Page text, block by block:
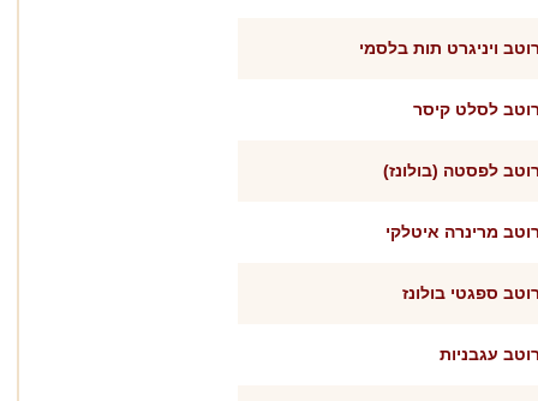
ויניגרט תות בלסמי
לסלט קיסר
לפסטה (בולונז)
מרינרה איטלקי
ספגטי בולונז
עגבניות